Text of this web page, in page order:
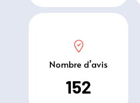
Nombre d’avis
152